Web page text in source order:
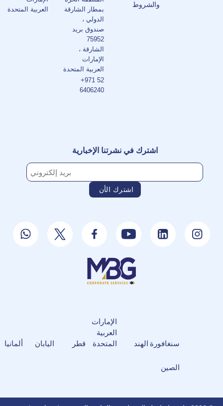
والشروط
بمطار الشارقة
الدولي ،
صندوق بريد
75952
الشارقة ،
الإمارات
العربية المتحدة
+971 52
6406240
العربية المتحدة
اشترك في نشرتنا الإخبارية
سنغافورة الهند
الإمارات
العربية
المتحدة
قطر اليابان ألمانيا
الصين